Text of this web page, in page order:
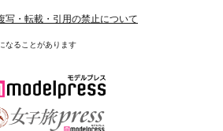
写・転載・引用の禁止について
なることがあります